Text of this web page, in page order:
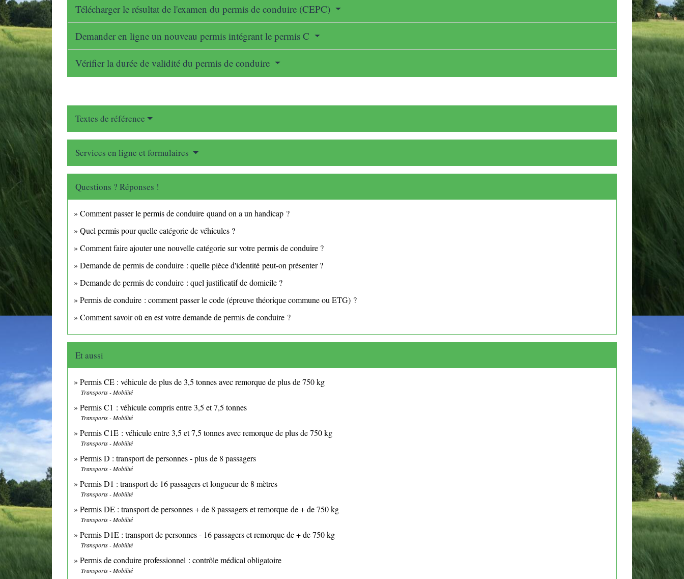
Télécharger le résultat de l'examen du permis de conduire (CEPC)
Demander en ligne un nouveau permis intégrant le permis C
Vérifier la durée de validité du permis de conduire
Textes de référence
Services en ligne et formulaires
Questions ? Réponses !
Comment passer le permis de conduire quand on a un handicap ?
Quel permis pour quelle catégorie de véhicules ?
Comment faire ajouter une nouvelle catégorie sur votre permis de conduire ?
Demande de permis de conduire : quelle pièce d'identité peut-on présenter ?
Demande de permis de conduire : quel justificatif de domicile ?
Permis de conduire : comment passer le code (épreuve théorique commune ou ETG) ?
Comment savoir où en est votre demande de permis de conduire ?
Et aussi
Permis CE : véhicule de plus de 3,5 tonnes avec remorque de plus de 750 kg
Transports - Mobilité
Permis C1 : véhicule compris entre 3,5 et 7,5 tonnes
Transports - Mobilité
Permis C1E : véhicule entre 3,5 et 7,5 tonnes avec remorque de plus de 750 kg
Transports - Mobilité
Permis D : transport de personnes - plus de 8 passagers
Transports - Mobilité
Permis D1 : transport de 16 passagers et longueur de 8 mètres
Transports - Mobilité
Permis DE : transport de personnes + de 8 passagers et remorque de + de 750 kg
Transports - Mobilité
Permis D1E : transport de personnes - 16 passagers et remorque de + de 750 kg
Transports - Mobilité
Permis de conduire professionnel : contrôle médical obligatoire
Transports - Mobilité